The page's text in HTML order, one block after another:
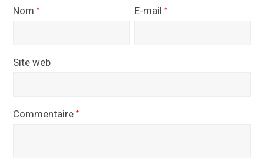
Nom* E-mail*
Site web
Commentaire*